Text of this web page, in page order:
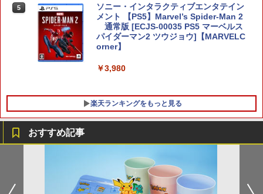
しイラストボード付) [DVD]
￥8,800
ホリパッド TURBO for Nintendo Switc
h 2 おすすめ Switch スイッチ コントロ
ーラー 無線 連射 連射ホールド 連射機能
背面ボタン 充電 スプラレイダース スプ
ラ
￥8,980
5
ソニー・インタラクティブエンタテイン
メント 【PS5】Marvel’s Spider-Man 2
通常版 [ECJS-00035 PS5 マーベルス
パイダーマン2 ツウジョウ]【MARVELC
orner】
￥3,980
楽天ランキングをもっと見る
【中古】ニード・フォー・スピード アン
ダーカバー
￥465
【中古】【Blu−ray】輪るピングドラ
ム 1 特典CD・解説書・特集本・ポス
トカード3枚付 / 幾原邦彦【監督】
おすすめ記事